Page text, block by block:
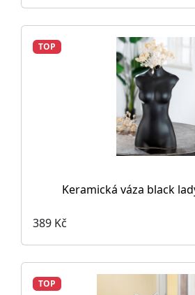
TOP
Keramická váza black
389 Kč
TOP